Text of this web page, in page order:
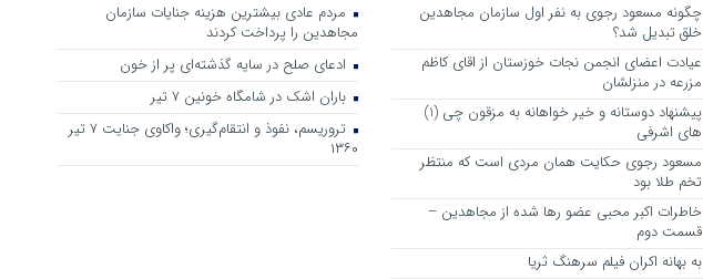
چگونه مسعود رجوی به نفر اول سازمان مجاهدین
خلق تبدیل شد؟
عیادت اعضای انجمن نجات خوزستان از اقای کاظم
مزرعه در منزلشان
پیشنهاد دوستانه و خیر خواهانه به مزقون چی (1)
های اشرفی
مسعود رجوی حکایت همان مردی است که منتظر
تخم طلا بود
خاطرات اکبر محبی عضو رها شده از مجاهدین –
قسمت دوم
به ‌بهانه اکران فیلم سرهنگ ثریا
مردم عادی بیشترین هزینه جنایات سازمان
مجاهدین را پرداخت کردند
ادعای صلح در سایه گذشته‌ای پر از خون
باران اشک در شامگاه خونین 7 تیر
تروریسم، نفوذ و انتقام‌گیری؛ واکاوی جنایت ۷ تیر
۱۳۶۰